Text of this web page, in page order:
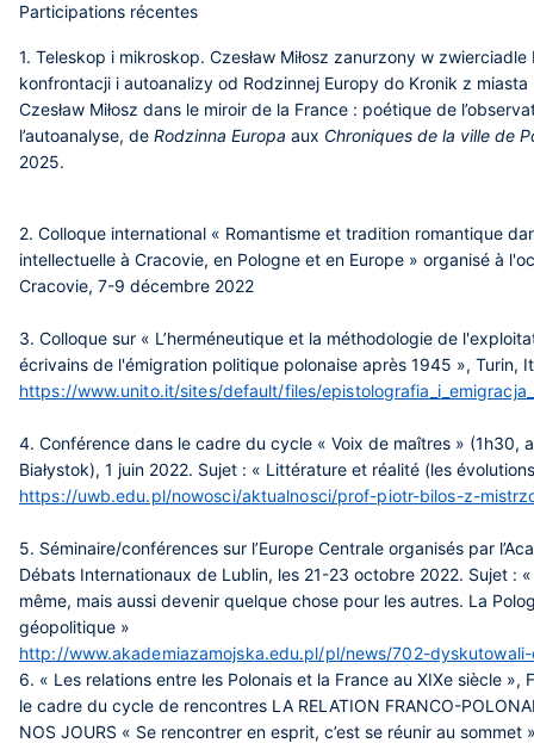
Participations récentes
1. Teleskop i mikroskop. Czesław Miłosz zanurzony w
konfrontacji i autoanalizy od Rodzinnej Europy do Kronik z
Czesław Miłosz dans le miroir de la France : poétique de
l’autoanalyse, de Rodzinna Europa aux Chroniques de la ville de
2025.
2. Colloque international « Romantisme et tradition romantique
intellectuelle à Cracovie, en Pologne et en Europe » organisé à
Cracovie, 7-9 décembre 2022
3. Colloque sur « L’herméneutique et la méthodologie de
écrivains de l'émigration politique polonaise après 1945 », Turin,
https://www.unito.it/sites/default/files/
4. Conférence dans le cadre du cycle « Voix de maîtres » (1h30,
Białystok), 1 juin 2022. Sujet : « Littérature et réalité (les
https://uwb.edu.pl/nowosci/aktualnosci/prof-piotr-bilos-z-
5. Séminaire/conférences sur l’Europe Centrale organisés par
Débats Internationaux de Lublin, les 21-23 octobre 2022. Sujet :
même, mais aussi devenir quelque chose pour les autres. La
géopolitique »
http://www.akademiazamojska.edu.pl/pl/news/702-
6. « Les relations entre les Polonais et la France au XIXe siècle »,
le cadre du cycle de rencontres LA RELATION FRANCO-
NOS JOURS « Se rencontrer en esprit, c’est se réunir au sommet